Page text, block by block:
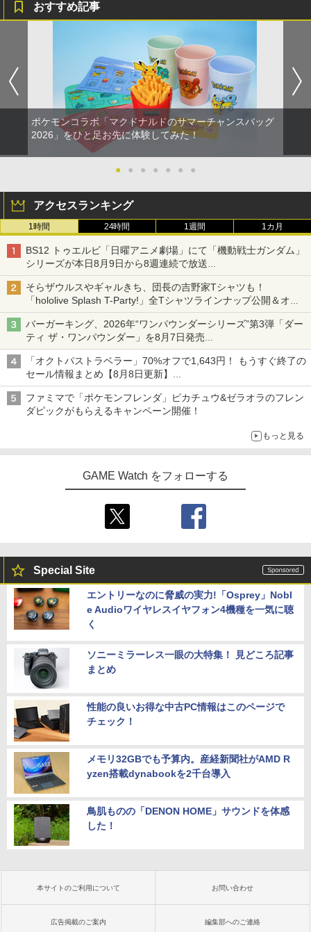
おすすめ記事
ポケモンコラボ「マクドナルドのサマーチャンスバッグ
2026」をひと足お先に体験してみた！
● ● ● ● ● ● ●
アクセスランキング
1時間 24時間 1週間 1カ月
BS12 トゥエルビ「日曜アニメ劇場」にて「機動戦士ガンダム」
シリーズが本日8月9日から8週連続で放送
初回は「機動戦士ガンダム【HDリマスター版】」
そらザウルスやギャルきち、団長の吉野家Tシャツも！
「hololive Splash T-Party!」全Tシャツラインナップ公開＆オン
ライン販売開始
バーガーキング、2026年“ワンパウンダーシリーズ”第3弾「ダー
ティ ザ・ワンパウンダー」を8月7日発売
「特製ガーリックマヨソース」を使用した超大型チーズバーガー
「オクトパストラベラー」70%オフで1,643円！ もうすぐ終了の
セール情報まとめ【8月8日更新】
ニンテンドーeショップでは「大神 絶景版」が67%オフで990円
ファミマで「ポケモンフレンダ」ピカチュウ&ゼラオラのフレン
ダピックがもらえるキャンペーン開催！
もっと見る
GAME Watch をフォローする
Special Site
エントリーなのに脅威の実力!「Osprey」Nobl
e Audioワイヤレスイヤフォン4機種を一気に聴
く
ソニーミラーレス一眼の大特集！ 見どころ記事
まとめ
性能の良いお得な中古PC情報はこのページで
チェック！
メモリ32GBでも予算内。産経新聞社がAMD R
yzen搭載dynabookを2千台導入
鳥肌ものの「DENON HOME」サウンドを体感
した！
本サイトのご利用について お問い合わせ
広告掲載のご案内 編集部へのご連絡